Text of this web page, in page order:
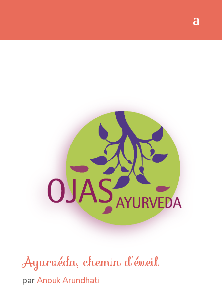
Ayurvéda, chemin d’éveil
parAnouk Arundhati